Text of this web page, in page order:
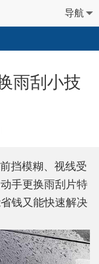
导航
雨刮小技
挡模糊、视线受
手更换雨刮片特
钱又能快速解决